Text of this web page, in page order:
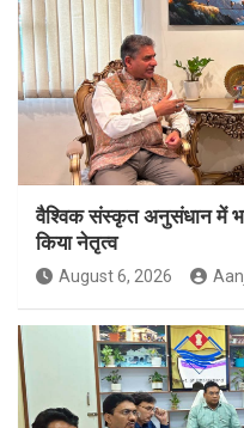
वैश्विक संस्कृत अनुसंधान में
किया नेतृत्व
August 6, 2026